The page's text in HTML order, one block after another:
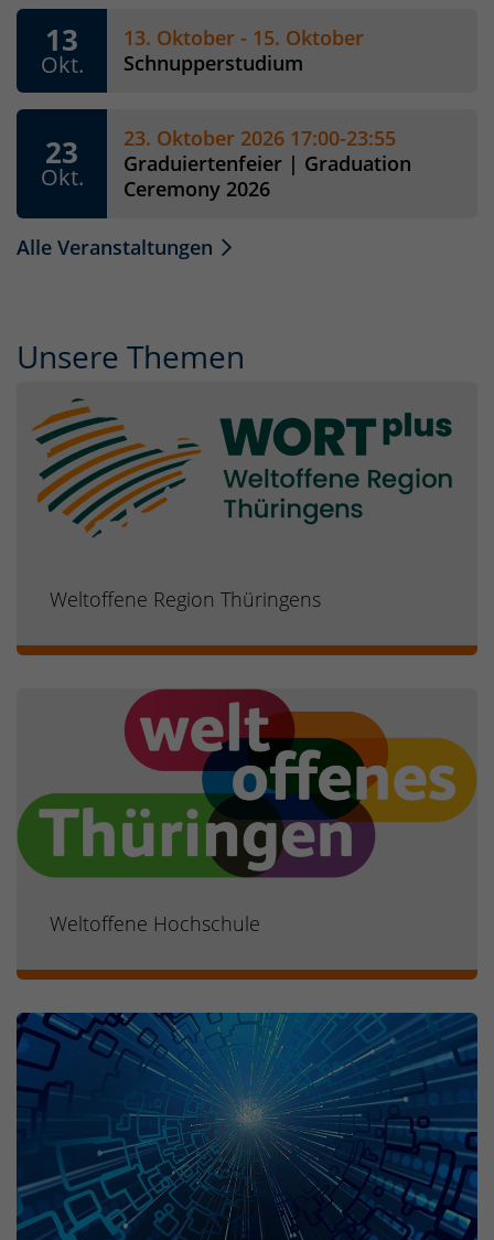
13
Okt.
13. Oktober - 15. Oktober
Schnupperstudium
23
Okt.
23. Oktober 2026 17:00-23:55
Graduiertenfeier | Graduation
Ceremony 2026
Alle Veranstaltungen
Unsere Themen
Weltoffene Region Thüringens
Weltoffene Hochschule